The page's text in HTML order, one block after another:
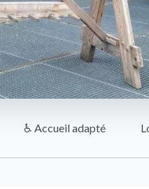
♿ Accueil adapté